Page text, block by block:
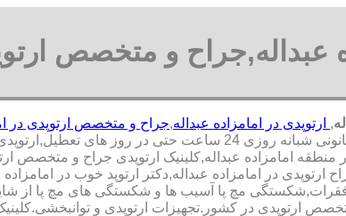
عبداله,جراح و متخصص
, ارتوپدی در امامزاده عبداله,جراح و متخصص ارتوپدی در
در محدوده امامزاده عبداله,
امامزاده عبداله,کلینیک ارتوپدی جراح و متخصص
در امامزاده عبداله,دکتر ارتوپد خوب در
مچ پا آسیب ها و شکستگی های مچ پا از
‏ارتوپدی ‏در ‏کشور.تجهیزات ارتوپدی و